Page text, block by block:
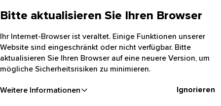
Bitte aktualisieren Sie Ihren Browser
Ihr Internet-Browser ist veraltet. Einige Funktionen unserer
Website sind eingeschränkt oder nicht verfügbar. Bitte
aktualisieren Sie Ihren Browser auf eine neuere Version, um
mögliche Sicherheitsrisiken zu minimieren.
Weitere Informationen Ignorieren